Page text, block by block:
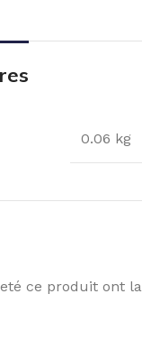
0.06 kg
ce produit ont la